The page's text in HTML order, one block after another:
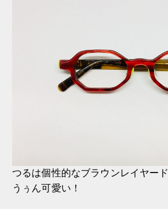
つるは個性的なブラウンレイヤー
うぅん可愛い！